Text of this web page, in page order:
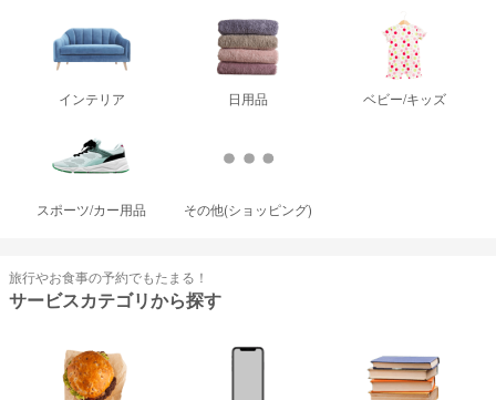
インテリア 日用品 ベビー/キッズ
スポーツ/カー用品 その他(ショッピング)
旅行やお食事の予約でもたまる！
サービスカテゴリから探す